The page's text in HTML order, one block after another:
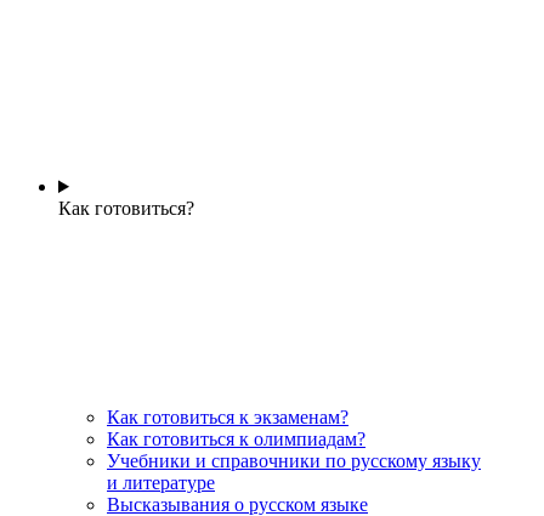
Как готовиться?
Как готовиться к экзаменам?
Как готовиться к олимпиадам?
Учебники и справочники по русскому языку
и литературе
Высказывания о русском языке